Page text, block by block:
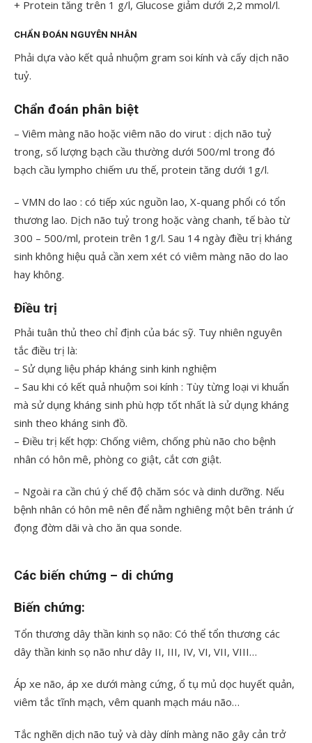
+ Protein tăng trên 1 g/l, Glucose giảm dưới 2,2 mmol/l.
CHẨN ĐOÁN NGUYÊN NHÂN
Phải dựa vào kết quả nhuộm gram soi kính và cấy dịch não
tuỷ.
Chẩn đoán phân biệt
– Viêm màng não hoặc viêm não do virut : dịch não tuỷ
trong, số lượng bạch cầu thường dưới 500/ml trong đó
bạch cầu lympho chiếm ưu thế, protein tăng dưới 1g/l.
– VMN do lao : có tiếp xúc nguồn lao, X-quang phổi có tổn
thương lao. Dịch não tuỷ trong hoặc vàng chanh, tế bào từ
300 – 500/ml, protein trên 1g/l. Sau 14 ngày điều trị kháng
sinh không hiệu quả cần xem xét có viêm màng não do lao
hay không.
Điều trị
Phải tuân thủ theo chỉ định của bác sỹ. Tuy nhiên nguyên
tắc điều trị là:
– Sử dụng liệu pháp kháng sinh kinh nghiệm
– Sau khi có kết quả nhuộm soi kính : Tùy từng loại vi khuẩn
mà sử dụng kháng sinh phù hợp tốt nhất là sử dụng kháng
sinh theo kháng sinh đồ.
– Điều trị kết hợp: Chống viêm, chống phù não cho bệnh
nhân có hôn mê, phòng co giật, cắt cơn giật.
– Ngoài ra cần chú ý chế độ chăm sóc và dinh dưỡng. Nếu
bệnh nhân có hôn mê nên để nằm nghiêng một bên tránh ứ
đọng đờm dãi và cho ăn qua sonde.
Các biến chứng – di chứng
Biến chứng:
Tổn thương dây thần kinh sọ não: Có thể tổn thương các
dây thần kinh sọ não như dây II, III, IV, VI, VII, VIII…
Áp xe não, áp xe dưới màng cứng, ổ tụ mủ dọc huyết quản,
viêm tắc tĩnh mạch, vêm quanh mạch máu não…
Tắc nghẽn dịch não tuỷ và dày dính màng não gây cản trở